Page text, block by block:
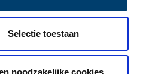
Selectie toestaan
noodzakelijke cookies